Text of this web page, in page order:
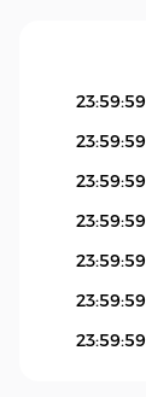
23:59:59
23:59:59
23:59:59
23:59:59
23:59:59
23:59:59
23:59:59